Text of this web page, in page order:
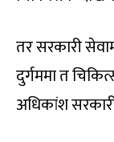
तर सरकारी
दुर्गममा त
अधिकांश